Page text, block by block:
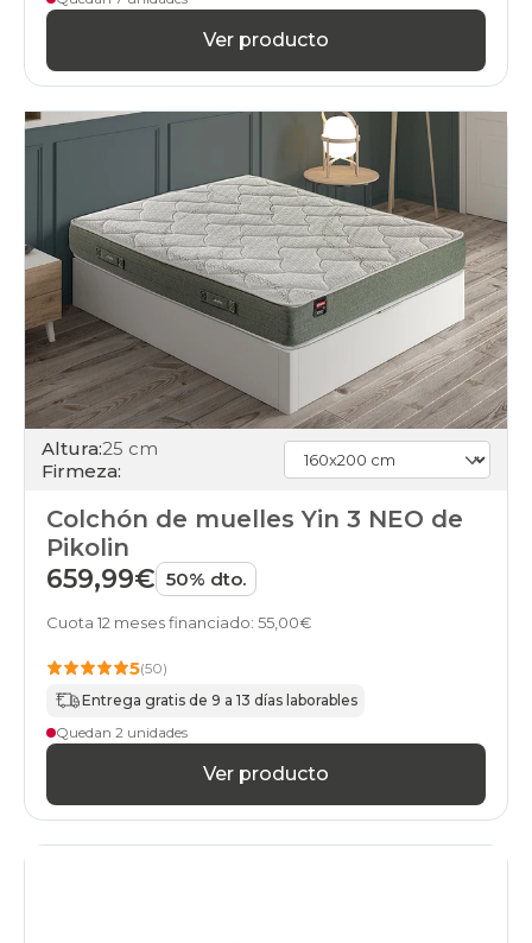
Ver producto
Altura:25 cm
Firmeza:
Colchón de muelles Yin 3 NEO de
Pikolin
659,99€ 50% dto.
Cuota 12 meses financiado: 55,00€
5(50)
Entrega gratis de 9 a 13 días laborables
Quedan 2 unidades
Ver producto